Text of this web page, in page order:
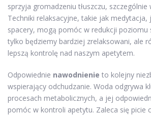
sprzyja gromadzeniu tłuszczu, szczególnie
Techniki relaksacyjne, takie jak medytacja,
spacery, mogą pomóc w redukcji poziomu
tylko będziemy bardziej zrelaksowani, ale
lepszą kontrolę nad naszym apetytem.
Odpowiednie nawodnienie to kolejny
wspierający odchudzanie. Woda odgrywa
procesach metabolicznych, a jej
pomóc w kontroli apetytu. Zaleca się picie